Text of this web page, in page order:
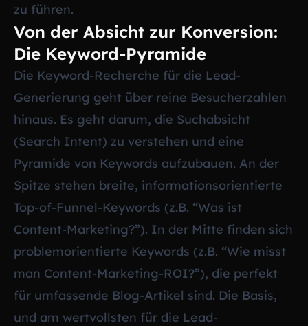
zu führen.
Von der Absicht zur Konversion:
Die Keyword-Pyramide
Die Keyword-Recherche für die Lead-
Generierung geht über reine Besucherzahlen
hinaus. Es geht darum, die Suchabsicht
(Search Intent) zu verstehen und eine
Pyramide von Keywords aufzubauen. An der
Spitze stehen breite, informationsorientierte
Top-of-Funnel-Keywords (z.B. “Was ist
Content-Marketing?”). In der Mitte finden sich
problemorientierte Keywords (z.B. “Wie misst
man Content-Marketing-ROI?”), die perfekt
für umfassende Blog-Artikel sind. Die Basis,
und am wertvollsten für die Lead-